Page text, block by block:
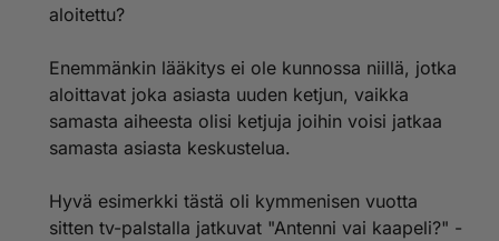
aloitettu?
Enemmänkin lääkitys ei ole kunnossa niillä, jotka
aloittavat joka asiasta uuden ketjun, vaikka
samasta aiheesta olisi ketjuja joihin voisi jatkaa
samasta asiasta keskustelua.
Hyvä esimerkki tästä oli kymmenisen vuotta
sitten tv-palstalla jatkuvat "Antenni vai kaapeli?" -